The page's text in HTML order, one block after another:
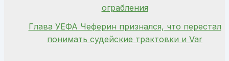
ограбления
Глава УЕФА Чеферин признался, что перестал
понимать судейские трактовки и Var